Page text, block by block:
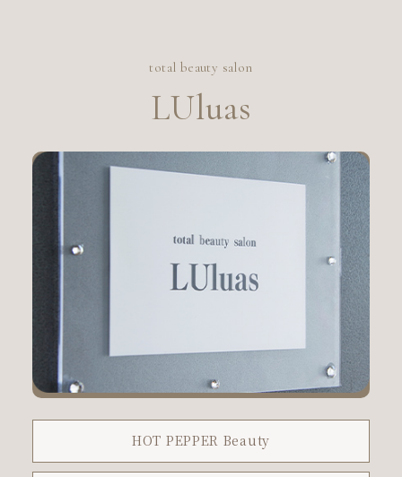
total beauty salon
LUluas
HOT PEPPER Beauty